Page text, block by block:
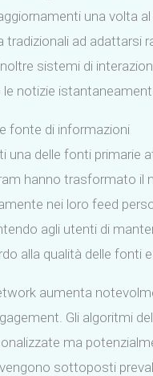
una volta
ad adattarsi
sistemi di
notizie
fonte di informazioni
una delle fonti
hanno trasformato il
nei loro feed
agli utenti di
alla qualità delle fonti
aumenta
Gli algoritmi
ma
sottoposti